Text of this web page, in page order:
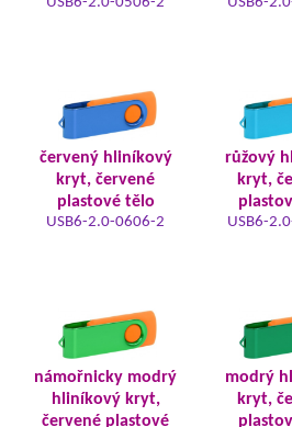
červený hliníkový
kryt, červené
plastové tělo
USB6-2.0-0606-2
růžový
kryt,
USB6-
námořnicky modrý
hliníkový kryt,
červené plastové
modrý
kryt,